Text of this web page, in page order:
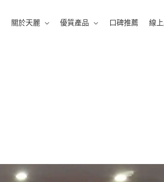
關於天麗 優質產品 口碑推薦 線